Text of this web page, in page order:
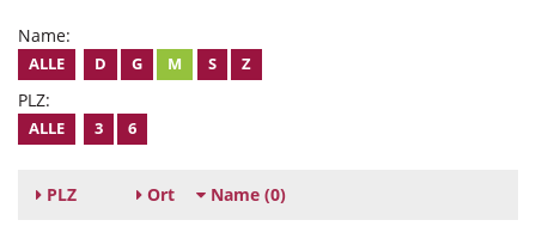
Name:
ALLE D G M S Z
PLZ:
ALLE 3 6
PLZ Ort Name (0)